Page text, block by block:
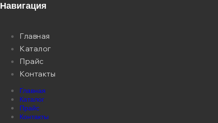
Навигация
Главная
Каталог
Прайс
Контакты
Главная
Каталог
Прайс
Контакты